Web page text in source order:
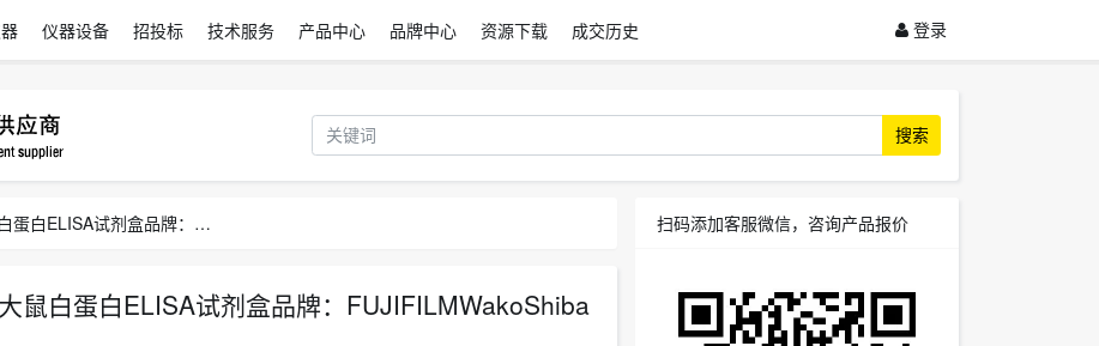
仪器设备 招投标 技术服务 产品中心 品牌中心 资源下载 成交历史 登录
搜索
LBISRatAlbuminELISAKitLBIS大鼠白蛋白ELISA试剂盒品牌：FUJIFILMWakoShibayagi
鼠白蛋白ELISA试剂盒品牌：FUJIFILMWakoShiba
扫码添加客服微信，咨询产品报价